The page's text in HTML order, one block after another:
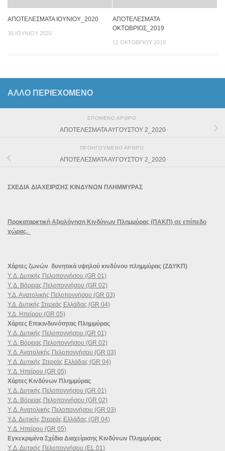
ΑΠΟΤΕΛΕΣΜΑΤΑ ΙΟΥΝΙΟΥ_2020
30 ΙΟΥΝΊΟΥ 2020
ΑΠΟΤΕΛΕΣΜΑΤΑ
ΟΚΤΩΒΡΙΟΣ_2019
12 ΟΚΤΩΒΡΊΟΥ 2019
ΆΛΛΟ ΠΕΡΙΕΧΟΜΕΝΟ
ΕΠΌΜΕΝΟ ΆΡΘΡΟ
ΑΠΟΤΕΛΕΣΜΑΤΑ ΑΥΓΟΥΣΤΟΥ 2_2020
ΠΡΟΗΓΟΎΜΕΝΟ ΆΡΘΡΟ
ΑΠΟΤΕΛΕΣΜΑΤΑ ΑΥΓΟΥΣΤΟΥ 2_2020
ΣΧΕΔΙΑ ΔΙΑΧΕΙΡΙΣΗΣ ΚΙΝΔΥΝΩΝ ΠΛΗΜΜΥΡΑΣ
Προκαταρκτική Αξιολόγηση Κινδύνων Πλημμύρας (ΠΑΚΠ) σε επίπεδο
χώρας.
Χάρτες ζωνών δυνητικά υψηλού κινδύνου πλημμύρας (ΖΔΥΚΠ)
Υ. Δ. Δυτικής Πελοποννήσου (GR 01)
Υ. Δ. Βόρειας Πελοποννήσου (GR 02)
Υ.Δ. Ανατολικής Πελοποννήσου (GR 03)
Υ.Δ. Δυτικής Στερεάς Ελλάδας (GR 04)
Υ.Δ. Ηπείρου (GR 05)
Χάρτες Επικινδυνότητας Πλημμύρας
Υ. Δ. Δυτικής Πελοποννήσου (GR 01)
Υ. Δ. Βόρειας Πελοποννήσου (GR 02)
Υ. Δ. Ανατολικής Πελοποννήσου (GR 03)
Υ. Δ. Δυτικής Στερεάς Ελλάδας (GR 04)
Υ. Δ. Ηπείρου (GR 05)
Χάρτες Κινδύνων Πλημμύρας
Υ. Δ. Δυτικής Πελοποννήσου (GR 01)
Υ. Δ. Βόρειας Πελοποννήσου (GR 02)
Υ. Δ. Ανατολικής Πελοποννήσου (GR 03)
Υ.Δ. Δυτικής Στερεάς Ελλάδας (GR 04)
Υ. Δ. Ηπείρου (GR 05)
Εγκεκριμένα Σχέδια Διαχείρισης Κινδύνων Πλημμύρας
Υ. Δ. Δυτικής Πελοποννήσου (EL 01)